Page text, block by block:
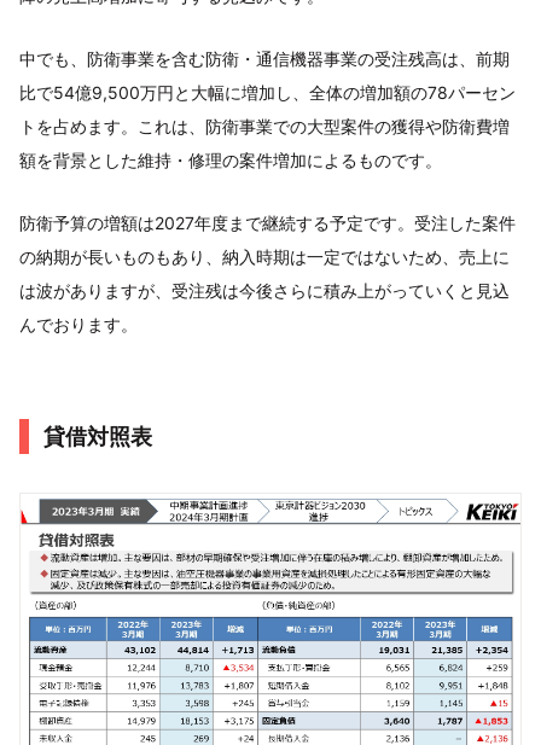
中でも、防衛事業を含む防衛・通信機器事業の受注残高は、前期
比で54億9,500万円と大幅に増加し、全体の増加額の78パーセン
トを占めます。これは、防衛事業での大型案件の獲得や防衛費増
額を背景とした維持・修理の案件増加によるものです。
防衛予算の増額は2027年度まで継続する予定です。受注した案件
の納期が長いものもあり、納入時期は一定ではないため、売上に
は波がありますが、受注残は今後さらに積み上がっていくと見込
んでおります。
貸借対照表